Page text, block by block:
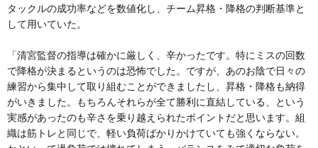
タックルの成功率などを数値化し、チーム昇格・降格の判断基準と
して用いていた。
「清宮監督の指導は確かに厳しく、辛かったです。特にミスの回数
で降格が決まるというのは恐怖でした。ですが、あのお陰で日々の
練習から集中して取り組むことができましたし、昇格・降格も納得
がいきました。もちろんそれらが全て勝利に直結している、という
実感があったのも辛さを乗り越えられたポイントだと思います。組
織は筋トレと同じで、軽い負荷ばかりかけていても強くならない。